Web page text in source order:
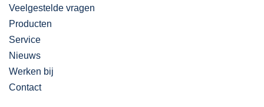
Veelgestelde vragen
Producten
Service
Nieuws
Werken bij
Contact